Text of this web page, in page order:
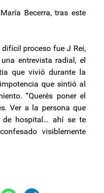
Becerra, tras este
proceso fue J Rei,
entrevista radial, el
que vivió durante la
que sintió al
“Querés poner el
Ver a la persona que
hospital… ahí se te
visiblemente